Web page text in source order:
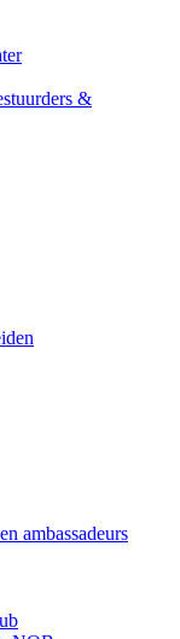
&
ambassadeurs